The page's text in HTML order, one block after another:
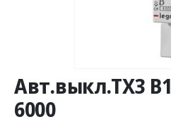
Авт.выкл.TX3
6000